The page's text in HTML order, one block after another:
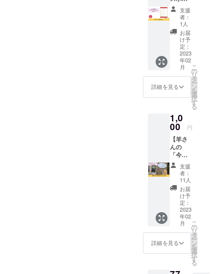
アーモ
ンド
（アメ
リカ
産）、
くる
み、カ
シュー
ナッ
岩塩、
ブラッ
パー、
ヒハ
ツ、セ
ロリ
シー
ド、ク
ミン、
キャラ
ウェイ
シー
ド、
ショウ
ガ粉
末、ヒ
ング ・
内容
量：30
ｇ ・保
存方
温多
・原材
料：コ
コナッ
ツオイ
ル
（フィ
リピン
産）、
非加熱
はちみ
デーツ
シロッ
ンド、
カ
シュー
ナッ
ツ、ク
ルミ、
ローカ
カオ粉
末、き
な粉
（遺伝
子組み
換えで
末、モ
リンガ
ツボク
てみて
くださ
い。 ■
詳細 ・
施術
日：
メール
にて調
整 ・時
分×3回
・場
・内
容：
ヘッド
スパ
（頭・
耳）、
うつ伏
せで背
面全
部、仰
向けで
デコル
テ・
首・肩
のオイ
※詳細は
メール
日続け
て受け
たい！
なども
相談可
能。
アーユ
ヴェー
ダのオ
イルケ
丈夫に
すると
ていま
す。 心
地よい
オイル
ケアを
体験し
てみて
くださ
い。 ■
詳細 ・
施術
日：
にて調
整 ・時
抱えて
いる体
や心の
悩みの
原因や
解決策
を見出
しま
す。 肉
体の不
調だけ
調に
も、自
分の本
質や季
節の影
響など
様々な
原因が
あるの
です。
5,000年
以上前
から伝
わって
きた不
変の人
間構造
サー】
カラダ
いたわ
り堂
キッチ
ンのメ
ニュー
スポン
サーに
なれる
権利で
す。 メ
ニュー
なたの
お名前
や会社
のお名
前とHP
リンク
QRをス
ポン
サーと
して掲
載いた
しま
す。 ※
ニック
ネーム
での掲
載も可
支援
者：
1人
お届
け予
定：
2023
年02
月
詳細を見る
こ
の
リ
タ
ー
ン
を
選
択
す
る
1,0
00 円
【羊さ
んの
「今日
のひと
こと」
権】 カ
ラダい
たわり
堂キッ
チンが
入る
「商売
農場」
前にい
る羊さ
んの
支援
者：
11人
お届
け予
定：
2023
年02
月
詳細を見る
こ
の
リ
タ
ー
ン
を
選
択
す
る